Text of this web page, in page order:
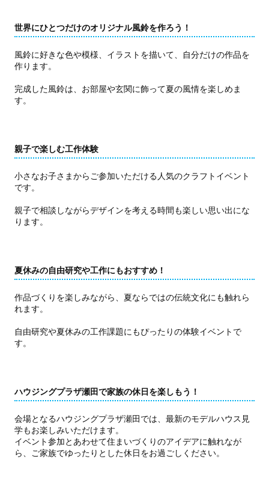
世界にひとつだけのオリジナル風鈴を作ろう！
風鈴に好きな色や模様、イラストを描いて、自分だけの作品を
作ります。
完成した風鈴は、お部屋や玄関に飾って夏の風情を楽しめま
す。
親子で楽しむ工作体験
小さなお子さまからご参加いただける人気のクラフトイベント
です。
親子で相談しながらデザインを考える時間も楽しい思い出にな
ります。
夏休みの自由研究や工作にもおすすめ！
作品づくりを楽しみながら、夏ならではの伝統文化にも触れら
れます。
自由研究や夏休みの工作課題にもぴったりの体験イベントで
す。
ハウジングプラザ瀬田で家族の休日を楽しもう！
会場となるハウジングプラザ瀬田では、最新のモデルハウス見
学もお楽しみいただけます。
イベント参加とあわせて住まいづくりのアイデアに触れなが
ら、ご家族でゆったりとした休日をお過ごしください。